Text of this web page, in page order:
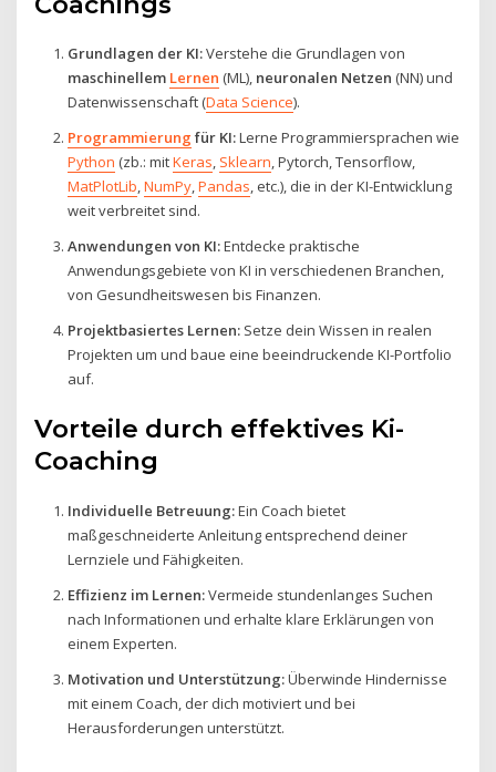
Grundlagen der KI:Verstehe die Grundlagen von
maschinellem Lernen (ML), neuronalen Netzen (NN) und
Datenwissenschaft (Data Science).
Programmierung für KI:Lerne Programmiersprachen wie
Python (zb.: mitKeras, Sklearn, Pytorch, Tensorflow,
MatPlotLib,NumPy,Pandas, etc.), die in der KI-Entwicklung
weit verbreitet sind.
Anwendungen von KI:Entdecke praktische
Anwendungsgebiete von KI in verschiedenen Branchen,
von Gesundheitswesen bis Finanzen.
Projektbasiertes Lernen:Setze dein Wissen in realen
Projekten um und baue eine beeindruckende KI-Portfolio
auf.
Vorteile durch effektives Ki-
Coaching
Individuelle Betreuung:Ein Coach bietet
maßgeschneiderte Anleitung entsprechend deiner
Lernziele und Fähigkeiten.
Effizienz im Lernen:Vermeide stundenlanges Suchen
nach Informationen und erhalte klare Erklärungen von
einem Experten.
Motivation und Unterstützung:Überwinde Hindernisse
mit einem Coach, der dich motiviert und bei
Herausforderungen unterstützt.